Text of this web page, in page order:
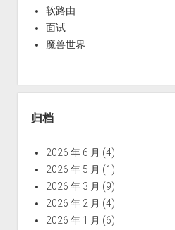
软路由
面试
魔兽世界
归档
2026 年 6 月 (4)
2026 年 5 月 (1)
2026 年 3 月 (9)
2026 年 2 月 (4)
2026 年 1 月 (6)